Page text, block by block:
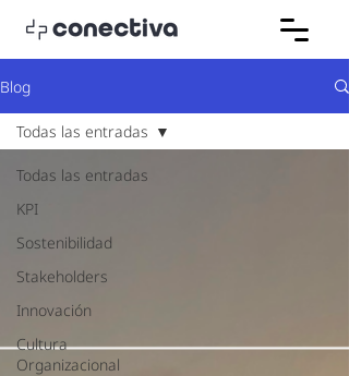
Blog
Todas las entradas
KPI
Sostenibilidad
Stakeholders
Innovación
Cultura
Organizacional
Todas las entradas